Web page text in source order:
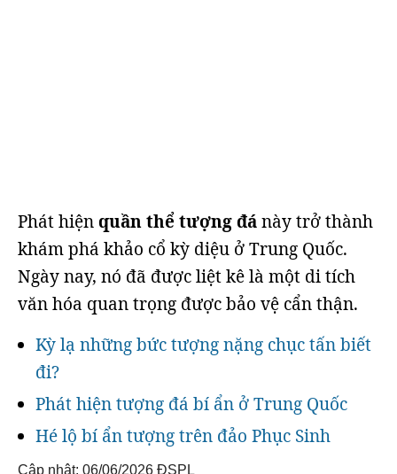
Phát hiệnquần thể tượng đánày trở thành
khám phá khảo cổ kỳ diệu ở Trung Quốc.
Ngày nay, nó đã được liệt kê là một di tích
văn hóa quan trọng được bảo vệ cẩn thận.
Kỳ lạ những bức tượng nặng chục tấn biết
đi?
Phát hiện tượng đá bí ẩn ở Trung Quốc
Hé lộ bí ẩn tượng trên đảo Phục Sinh
Cập nhật: 06/06/2026 ĐSPL